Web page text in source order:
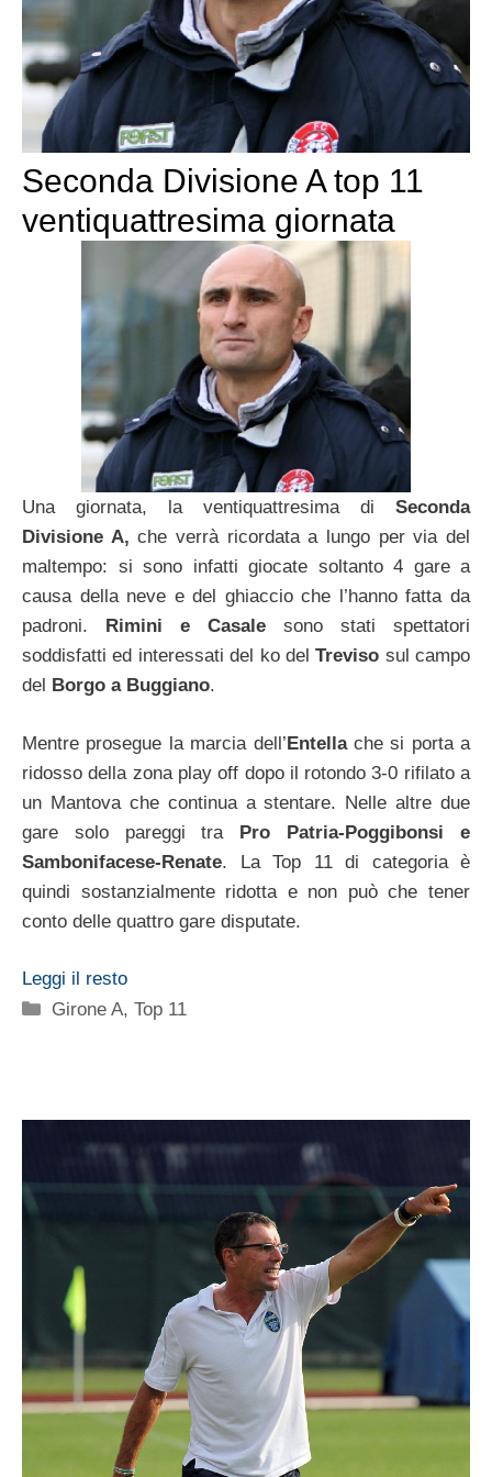
Seconda Divisione A top 11
ventiquattresima giornata
Una giornata, la ventiquattresima di Seconda
Divisione A, che verrà ricordata a lungo per via del
maltempo: si sono infatti giocate soltanto 4 gare a
causa della neve e del ghiaccio che l’hanno fatta da
padroni.
Rimini e Casale sono stati spettatori
soddisfatti ed interessati del ko delTreviso sul campo
del
Borgo a Buggiano.
Mentre prosegue la marcia dell’Entellache si porta a
ridosso della zona play off dopo il rotondo 3-0 rifilato a
un Mantova che continua a stentare. Nelle altre due
gare solo pareggi tra Pro Patria-Poggibonsi e
Sambonifacese-Renate. La Top 11 di categoria è
quindi sostanzialmente ridotta e non può che tener
conto delle quattro gare disputate.
Leggi il resto
Categorie
Girone A,Top 11